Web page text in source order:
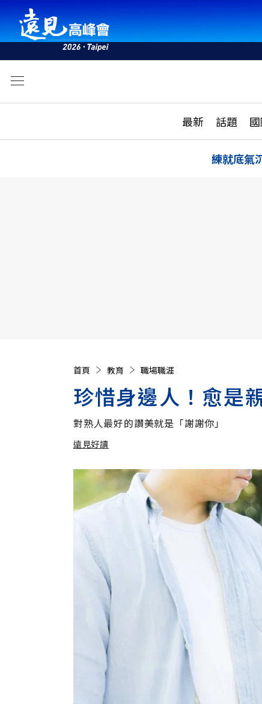
最新 話題
活動
話
練就底氣
首頁 教育 職場職涯
珍惜身邊人！愈是
對熟人最好的讚美就是「謝謝你」
遠見好讀
遠見好讀 加入追蹤